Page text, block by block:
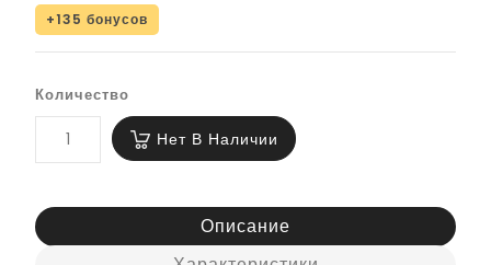
+135 бонусов
Количество
Нет В Наличии
Описание